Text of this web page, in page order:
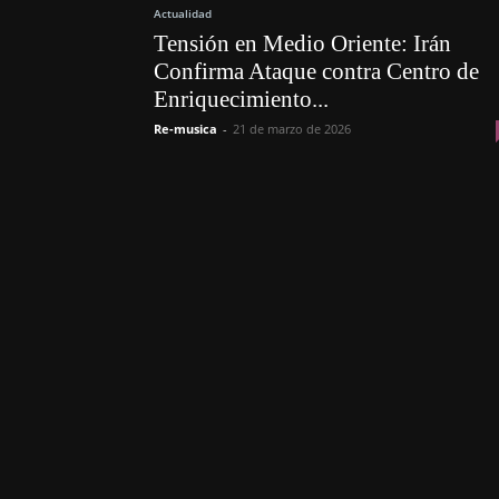
Actualidad
Tensión en Medio Oriente: Irán
Confirma Ataque contra Centro de
Enriquecimiento...
Re-musica - 21 de marzo de 2026